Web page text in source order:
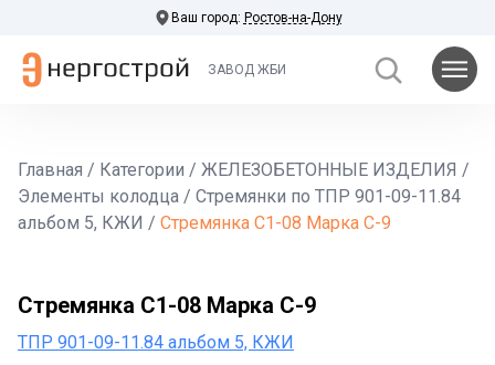
Ваш город: Ростов-на-Дону
ЗАВОД ЖБИ
Главная / Категории / ЖЕЛЕЗОБЕТОННЫЕ ИЗДЕЛИЯ /
Элементы колодца / Стремянки по ТПР 901-09-11.84
альбом 5, КЖИ / Стремянка С1-08 Марка С-9
Стремянка С1-08 Марка С-9
ТПР 901-09-11.84 альбом 5, КЖИ